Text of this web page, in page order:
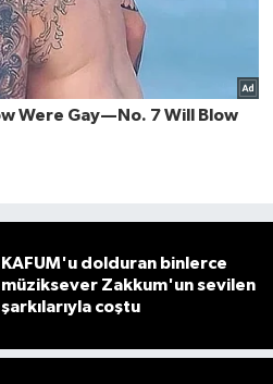
KAFUM'u dolduran binlerce
müziksever Zakkum'un sevilen
şarkılarıyla coştu